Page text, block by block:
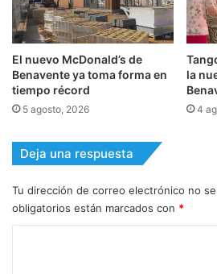
El nuevo McDonald’s de
Benavente ya toma forma en
tiempo récord
5 agosto, 2026
la
4
Deja una respuesta
Tu dirección de correo electrónico no
obligatorios están marcados con *